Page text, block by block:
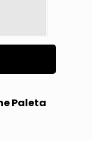
Paleta